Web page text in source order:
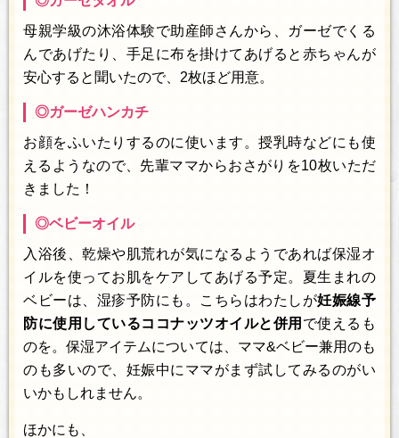
母親学級の沐浴体験で助産師さんから、ガーゼでくる
んであげたり、手足に布を掛けてあげると赤ちゃんが
安心すると聞いたので、2枚ほど用意。
◎ガーゼハンカチ
お顔をふいたりするのに使います。授乳時などにも使
えるようなので、先輩ママからおさがりを10枚いただ
きました！
◎ベビーオイル
入浴後、乾燥や肌荒れが気になるようであれば保湿オ
イルを使ってお肌をケアしてあげる予定。夏生まれの
ベビーは、湿疹予防にも。こちらはわたしが妊娠線予
防に使用しているココナッツオイルと併用 で使えるも
のを。保湿アイテムについては、ママ&ベビー兼用のも
のも多いので、妊娠中にママがまず試してみるのがい
いかもしれません。
ほかにも、